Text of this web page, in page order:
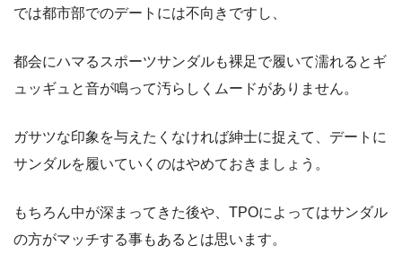
では都市部でのデートには不向きですし、
都会にハマるスポーツサンダルも裸足で履いて濡れるとギ
ュッギュと音が鳴って汚らしくムードがありません。
ガサツな印象を与えたくなければ紳士に捉えて、デートに
サンダルを履いていくのはやめておきましょう。
もちろん中が深まってきた後や、TPOによってはサンダル
の方がマッチする事もあるとは思います。